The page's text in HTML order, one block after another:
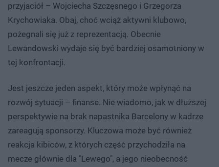
przyjaciół – Wojciecha Szczęsnego i Grzegorza
Krychowiaka. Obaj, choć wciąż aktywni klubowo,
pożegnali się już z reprezentacją. Obecnie
Lewandowski wydaje się być bardziej osamotniony w
tej konfrontacji.
Jest jeszcze jeden aspekt, który może wpłynąć na
rozwój sytuacji – finanse. Nie wiadomo, jak w dłuższej
perspektywie na brak napastnika Barcelony w kadrze
zareagują sponsorzy. Kluczowa może być również
reakcja kibiców, z których część przychodziła na
mecze głównie dla "Lewego", a jego nieobecność